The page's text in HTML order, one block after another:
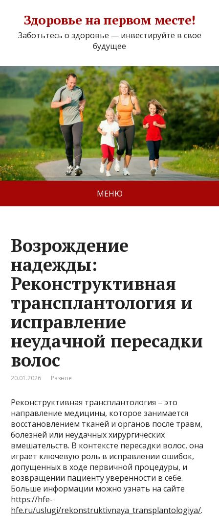
Здоровье на первом месте!
Заботьтесь о здоровье — инвестируйте в свое
будущее
МЕНЮ
Возрождение
надежды:
Реконструктивная
трансплантология и
исправление
неудачной пересадки
волос
20.01.2026 Разное
Реконструктивная трансплантология – это
направление медицины, которое занимается
восстановлением тканей и органов после травм,
болезней или неудачных хирургических
вмешательств. В контексте пересадки волос, она
играет ключевую роль в исправлении ошибок,
допущенных в ходе первичной процедуры, и
возвращении пациенту уверенности в себе.
Больше информации можно узнать на сайте
https://hfe-
hfe.ru/uslugi/rekonstruktivnaya_transplantologiya/.